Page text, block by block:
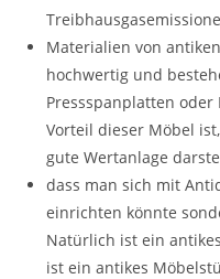
Materialien von
hochwertig und
Pressspanplatten
Vorteil dieser Möbel
gute Wertanlage
dass man sich mit
einrichten könnte
Natürlich ist ein
ist ein antikes